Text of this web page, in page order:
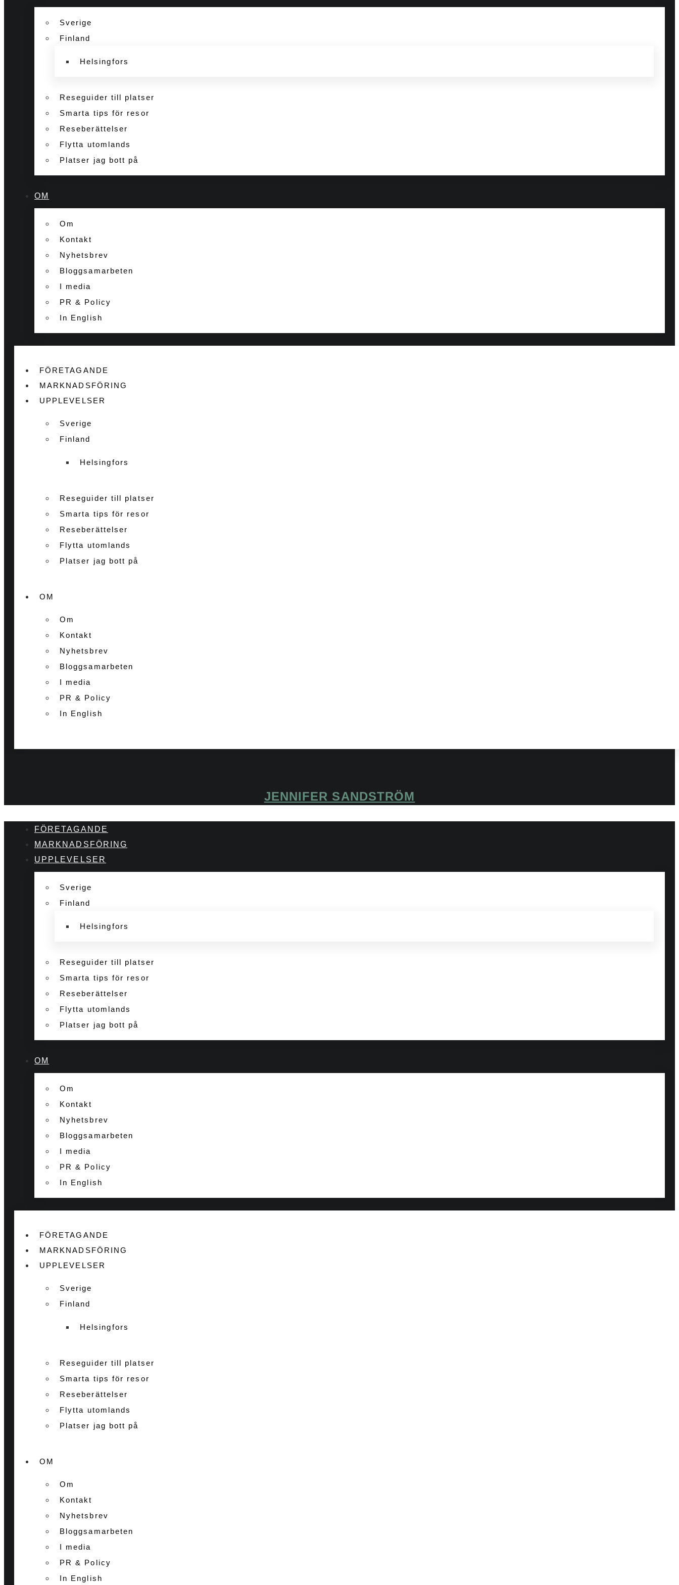
Sverige
Finland
Helsingfors
Reseguider till platser
Smarta tips för resor
Reseberättelser
Flytta utomlands
Platser jag bott på
OM
Om
Kontakt
Nyhetsbrev
Bloggsamarbeten
I media
PR & Policy
In English
FÖRETAGANDE
MARKNADSFÖRING
UPPLEVELSER
Sverige
Finland
Helsingfors
Reseguider till platser
Smarta tips för resor
Reseberättelser
Flytta utomlands
Platser jag bott på
OM
Om
Kontakt
Nyhetsbrev
Bloggsamarbeten
I media
PR & Policy
In English
JENNIFER SANDSTRÖM
FÖRETAGANDE
MARKNADSFÖRING
UPPLEVELSER
Sverige
Finland
Helsingfors
Reseguider till platser
Smarta tips för resor
Reseberättelser
Flytta utomlands
Platser jag bott på
OM
Om
Kontakt
Nyhetsbrev
Bloggsamarbeten
I media
PR & Policy
In English
FÖRETAGANDE
MARKNADSFÖRING
UPPLEVELSER
Sverige
Finland
Helsingfors
Reseguider till platser
Smarta tips för resor
Reseberättelser
Flytta utomlands
Platser jag bott på
OM
Om
Kontakt
Nyhetsbrev
Bloggsamarbeten
I media
PR & Policy
In English